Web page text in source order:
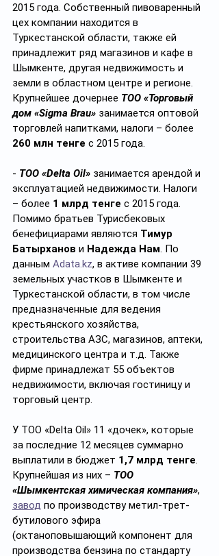
2015 года. Собственный пивоваренный
цех компании находится в
Туркестанской области, также ей
принадлежит ряд магазинов и кафе в
Шымкенте, другая недвижимость и
земли в областном центре и регионе.
Крупнейшее дочернее ТОО «Торговый
дом «Sigma Brau» занимается оптовой
торговлей напитками, налоги – более
260 млн тенге с 2015 года.
- ТОО «Delta Oil» занимается арендой и
эксплуатацией недвижимости. Налоги
– более 1 млрд тенге с 2015 года.
Помимо братьев Турисбековых
бенефициарами являются Тимур
Батырханов и Надежда Нам. По
данным Adata.kz, в активе компании 39
земельных участков в Шымкенте и
Туркестанской области, в том числе
предназначенные для ведения
крестьянского хозяйства,
строительства АЗС, магазинов, аптеки,
медицинского центра и т.д. Также
фирме принадлежат 55 объектов
недвижимости, включая гостиницу и
торговый центр.
У ТОО «Delta Oil» 11 «дочек», которые
за последние 12 месяцев суммарно
выплатили в бюджет 1,7 млрд тенге.
Крупнейшая из них – ТОО
«Шымкентская химическая компания»,
завод по производству метил-трет-
бутилового эфира
(октаноповышающий компонент для
производства бензина по стандарту